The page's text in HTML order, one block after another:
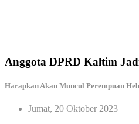
Anggota DPRD Kaltim
Harapkan Akan Muncul Perempuan
Jumat, 20 Oktober 2023